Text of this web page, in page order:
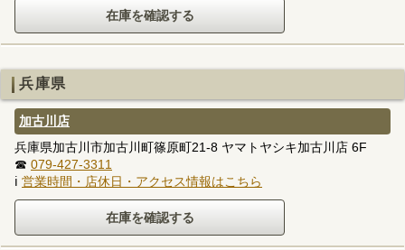
兵庫県
加古川店
兵庫県加古川市加古川町篠原町21-8 ヤマトヤシキ加古川店 6F
☎ 079-427-3311
ℹ 営業時間・店休日・アクセス情報はこちら